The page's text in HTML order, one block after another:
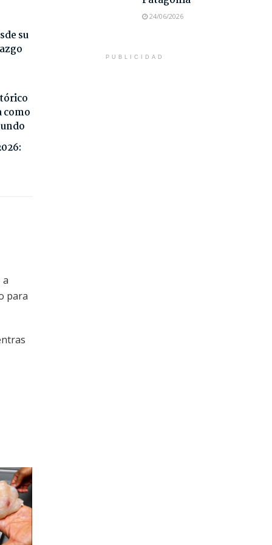
su
como
a
para
24/06/2026
PUBLICIDAD